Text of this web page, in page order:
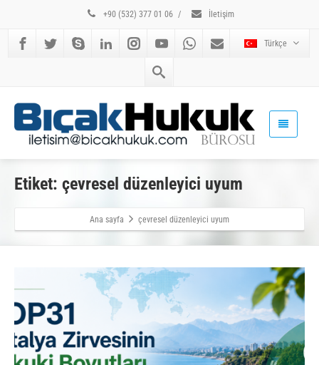
+90 (532) 377 01 06 / İletişim
Türkçe
Etiket: çevresel düzenleyici uyum
Ana sayfa çevresel düzenleyici uyum